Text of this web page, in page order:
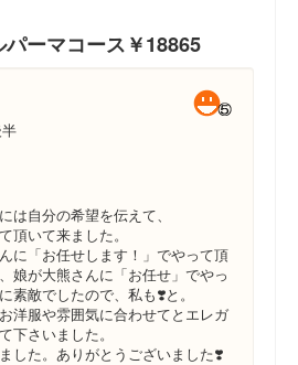
ーマコース￥18865
は自分の希望を伝えて、
頂いて来ました。
に「お任せします！」でやって頂
娘が大熊さんに「お任せ」でやっ
素敵でしたので、私も❣️と。
洋服や雰囲気に合わせてとエレガ
下さいました。
した。ありがとうございました❣️